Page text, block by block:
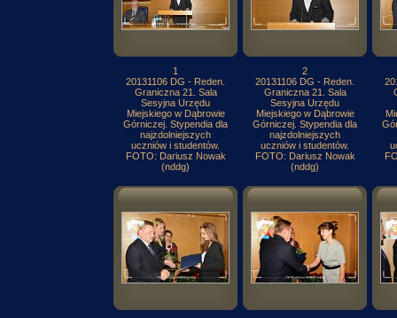
1
20131106 DG - Reden.
Graniczna 21. Sala
Sesyjna Urzędu
Miejskiego w Dąbrowie
Górniczej. Stypendia dla
najzdolniejszych
uczniów i studentów.
FOTO: Dariusz Nowak
(nddg)
2
20131106 DG - Reden.
Graniczna 21. Sala
Sesyjna Urzędu
Miejskiego w Dąbrowie
Górniczej. Stypendia dla
najzdolniejszych
uczniów i studentów.
FOTO: Dariusz Nowak
(nddg)